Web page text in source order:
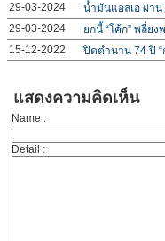
29-03-2024
น้ำมันแอลเอ ผ่าน
29-03-2024
ยกนี้ “โค้ก” พลี่ยง
15-12-2022
ปิดตำนาน 74 ปี “
แสดงความคิดเห็น
Name :
Detail :